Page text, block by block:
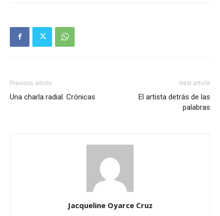
Previous article
Una charla radial. Crónicas
Next article
El artista detrás de las
palabras
Jacqueline Oyarce Cruz